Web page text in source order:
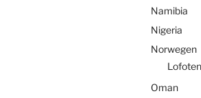
Namibia
Nigeria
Norwegen
Lofoten
Oman